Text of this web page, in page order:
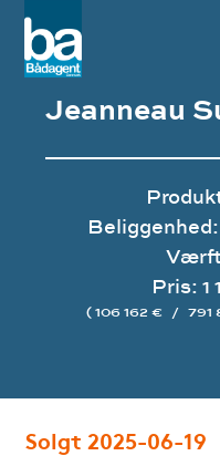
Jeanneau
Pris: 1
( 106 162 € / 791
Solgt 2025-06-19